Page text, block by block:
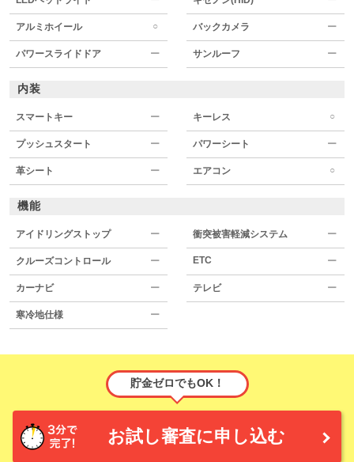
アルミホイール ○ バックカメラ ー
パワースライドドア ー サンルーフ ー
内装
スマートキー ー キーレス ○
プッシュスタート ー パワーシート ー
革シート ー エアコン ○
機能
アイドリングストップ ー 衝突被害軽減システム ー
クルーズコントロール ー ETC ー
カーナビ ー テレビ ー
寒冷地仕様 ー
貯金ゼロでもOK！
お試し審査に申し込む